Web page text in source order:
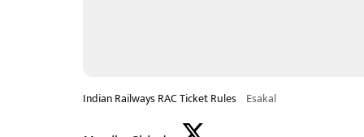
Indian Railways RAC Ticket Rules Esakal